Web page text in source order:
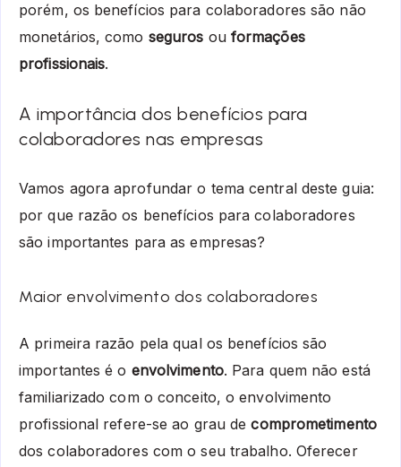
porém, os benefícios para colaboradores são não
monetários, como seguros ou formações
profissionais.
A importância dos benefícios para
colaboradores nas empresas
Vamos agora aprofundar o tema central deste guia:
por que razão os benefícios para colaboradores
são importantes para as empresas?
Maior envolvimento dos colaboradores
A primeira razão pela qual os benefícios são
importantes é o envolvimento. Para quem não está
familiarizado com o conceito, o envolvimento
profissional refere-se ao grau decomprometimento
dos colaboradores com o seu trabalho. Oferecer